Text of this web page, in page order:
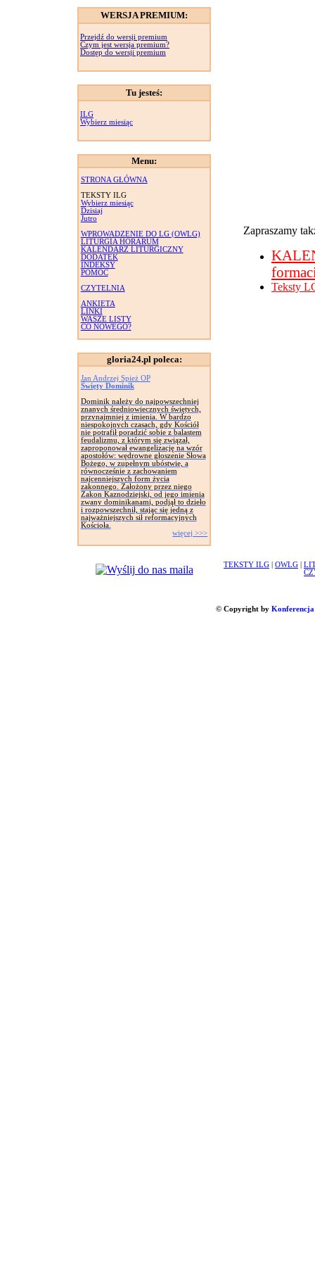
WERSJA PREMIUM:
Przejdź do wersji premium
Czym jest wersja premium?
Dostęp do wersji premium
Tu jesteś:
ILG
Wybierz miesiąc
Menu:
STRONA GŁÓWNA
TEKSTY ILG
Wybierz miesiąc
Dzisiaj
Jutro
WPROWADZENIE DO LG (OWLG)
LITURGIA HORARUM
KALENDARZ LITURGICZNY
DODATEK
INDEKSY
POMOC
CZYTELNIA
ANKIETA
LINKI
WASZE LISTY
CO NOWEGO?
gloria24.pl poleca:
Jan Andrzej Spież OP
Święty Dominik
Dominik należy do najpowszechniej
znanych średniowiecznych świętych,
przynajmniej z imienia. W bardzo
niespokojnych czasach, gdy Kościół
nie potrafił poradzić sobie z balastem
feudalizmu, z którym się związał,
zaproponował ewangelizację na wzór
apostołów: wędrowne głoszenie Słowa
Bożego, w zupełnym ubóstwie, a
równocześnie z zachowaniem
najcenniejszych form życia
zakonnego. Założony przez niego
Zakon Kaznodziejski, od jego imienia
zwany dominikanami, podjął to dzieło
i rozpowszechnił, stając się jedną z
najważniejszych sił reformacyjnych
Kościoła.
więcej >>>
Zapraszamy
Teksty
TEKSTY ILG OWLG
© Copyright by Konferencja